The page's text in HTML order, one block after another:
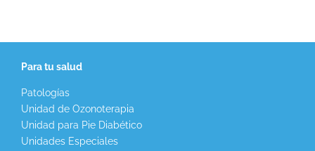
Para tu salud
Patologías
Unidad de Ozonoterapia
Unidad para Pie Diabético
Unidades Especiales